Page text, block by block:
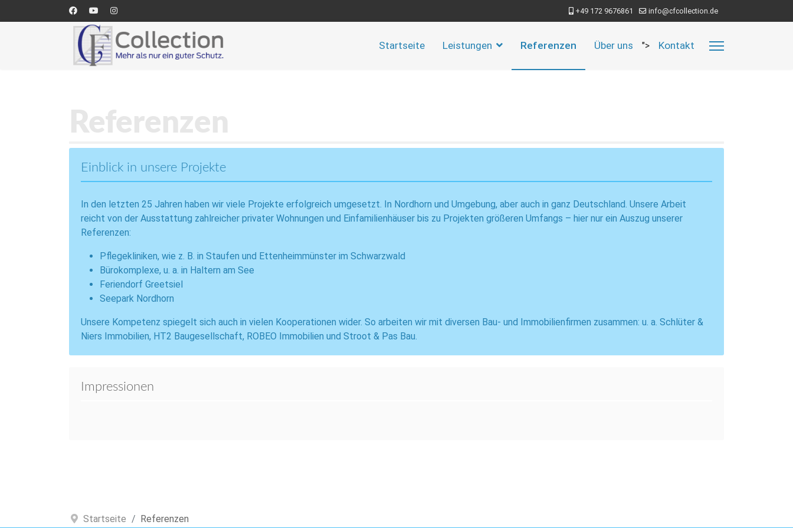
+49 172 9676861 info@cfcollection.de
Startseite Leistungen Referenzen Über uns "> Kontakt
Referenzen
Einblick in unsere Projekte
In den letzten 25 Jahren haben wir viele Projekte erfolgreich umgesetzt. In Nordhorn und Umgebung, aber auch in ganz Deutschland. Unsere Arbeit
reicht von der Ausstattung zahlreicher privater Wohnungen und Einfamilienhäuser bis zu Projekten größeren Umfangs – hier nur ein Auszug unserer
Referenzen:
Pflegekliniken, wie z. B. in Staufen und Ettenheimmünster im Schwarzwald
Bürokomplexe, u. a. in Haltern am See
Feriendorf Greetsiel
Seepark Nordhorn
Unsere Kompetenz spiegelt sich auch in vielen Kooperationen wider. So arbeiten wir mit diversen Bau- und Immobilienfirmen zusammen: u. a. Schlüter &
Niers Immobilien, HT2 Baugesellschaft, ROBEO Immobilien und Stroot & Pas Bau.
Impressionen
Startseite Referenzen